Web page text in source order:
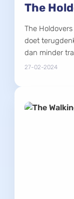
The
The
doet
dan minder
27-02-2024